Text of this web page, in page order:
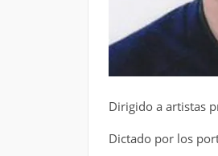
Dirigido a artistas
Dictado por los